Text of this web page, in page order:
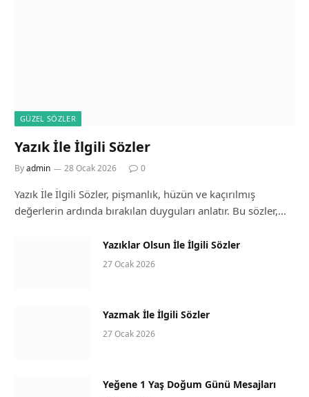
GÜZEL SÖZLER
Yazık İle İlgili Sözler
Byadmin 28 Ocak 2026 0
Yazık İle İlgili Sözler, pişmanlık, hüzün ve kaçırılmış
değerlerin ardında bırakılan duyguları anlatır. Bu sözler,…
Yazıklar Olsun İle İlgili Sözler
27 Ocak 2026
Yazmak İle İlgili Sözler
27 Ocak 2026
Yeğene 1 Yaş Doğum Günü Mesajları